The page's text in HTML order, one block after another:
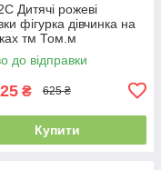
Дитячі рожеві
фігурка дівчинка на
тм Том.м
до відправки
₴ 625 ₴
Купити